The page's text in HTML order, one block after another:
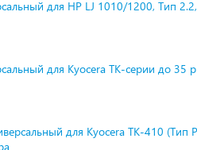
для HP LJ 1010/1200, Тип
для Kyocera TK-серии до 35
для Kyocera TK-410 (Тип